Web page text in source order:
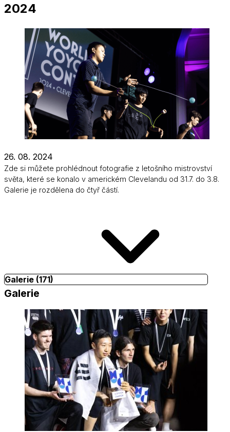
2024
26. 08. 2024
Zde si můžete prohlédnout fotografie z letošního mistrovství
světa, které se konalo v americkém Clevelandu od 31.7. do 3.8.
Galerie je rozdělena do čtyř částí.
Galerie (171)
Galerie